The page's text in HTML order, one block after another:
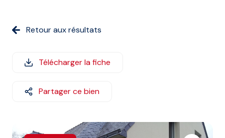
biens
Vente
IMMOBILIER
immobilier
immobilier
professionnel
ESTIMATION
E-MAIL
Retour aux résultats
Télécharger la fiche
Partager ce bien